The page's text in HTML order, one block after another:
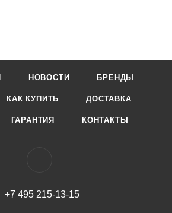
НОВОСТИ БРЕНДЫ
КАК КУПИТЬ ДОСТАВКА
ГАРАНТИЯ КОНТАКТЫ
+7 495 215-13-15